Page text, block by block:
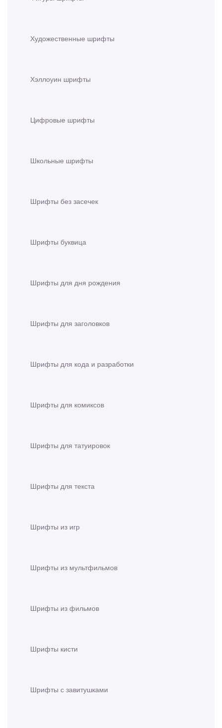
Художественные шрифты
Хэллоуин шрифты
Цифровые шрифты
Школьные шрифты
Шрифты без засечек
Шрифты буквица
Шрифты для дня рождения
Шрифты для заголовков
Шрифты для кода и разработки
Шрифты для комиксов
Шрифты для татуировок
Шрифты для текста
Шрифты из игр
Шрифты из мультфильмов
Шрифты из фильмов
Шрифты кисти
Шрифты с завитушками